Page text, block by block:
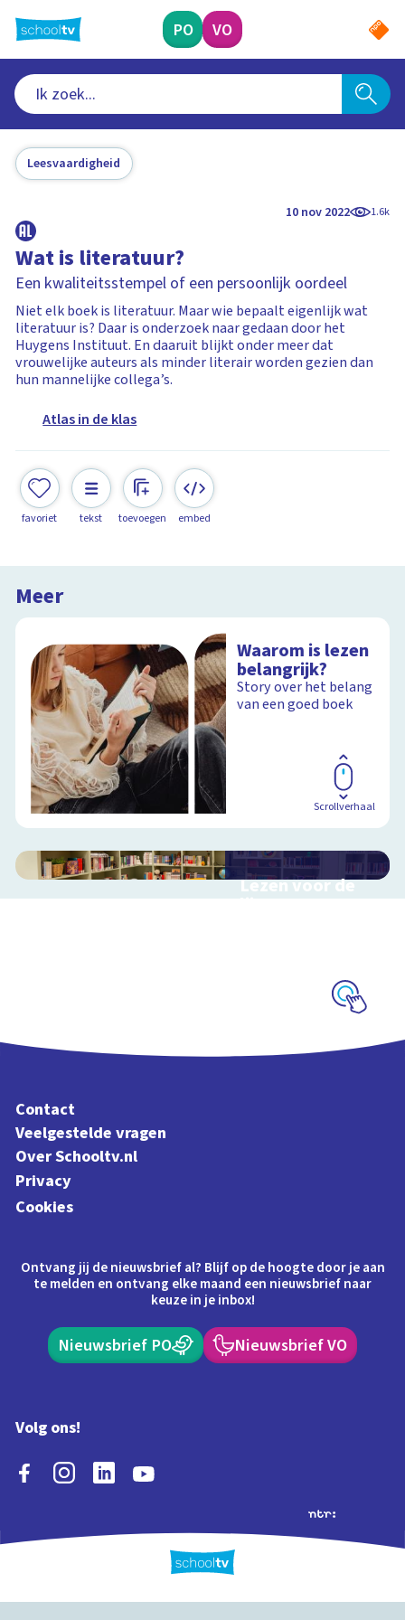
naar
hoofdinhoud
PO VO
Leesvaardigheid
10 nov 2022 1.6k
Wat is literatuur?
Een kwaliteitsstempel of een persoonlijk oordeel
Niet elk boek is literatuur. Maar wie bepaalt eigenlijk wat
literatuur is? Daar is onderzoek naar gedaan door het
Huygens Instituut. En daaruit blijkt onder meer dat
vrouwelijke auteurs als minder literair worden gezien dan
hun mannelijke collega’s.
Atlas in de klas
favoriet tekst toevoegen embed
Meer
Waarom is lezen
belangrijk?
Story over het belang
van een goed boek
Scrollverhaal
Lezen voor de
lijst
Contact
Veelgestelde vragen
Over Schooltv.nl
Privacy
Cookies
Ontvang jij de nieuwsbrief al? Blijf op de hoogte door je aan
te melden en ontvang elke maand een nieuwsbrief naar
keuze in je inbox!
Nieuwsbrief PO Nieuwsbrief VO
Volg ons!